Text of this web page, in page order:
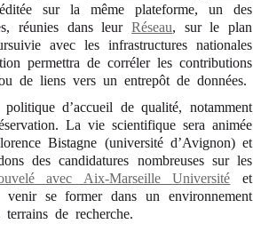
sur la même plateforme, un des
réunies dans leurRéseau, sur le plan
avec les infrastructures nationales
permettra de corréler les contributions
de liens vers un entrepôt de données.
d’accueil de qualité, notamment
La vie scientifique sera animée
Bistagne (université d’Avignon) et
des candidatures nombreuses sur les
avec Aix-Marseille Université et
se former dans un environnement
de recherche.